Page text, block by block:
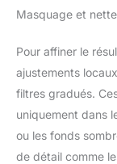
Masquage et
Pour affiner le
ajustements
filtres gradués.
uniquement dans
ou les fonds
de détail comme